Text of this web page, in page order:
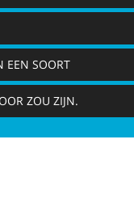
EEN SOORT
ZOU ZIJN.